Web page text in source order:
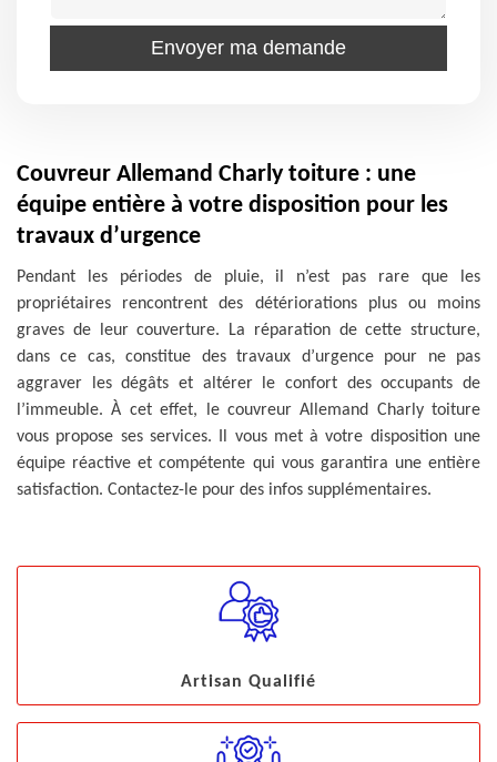
Couvreur Allemand Charly toiture : une
équipe entière à votre disposition pour les
travaux d’urgence
Pendant les périodes de pluie, il n’est pas rare que les
propriétaires rencontrent des détériorations plus ou moins
graves de leur couverture. La réparation de cette structure,
dans ce cas, constitue des travaux d’urgence pour ne pas
aggraver les dégâts et altérer le confort des occupants de
l’immeuble. À cet effet, le couvreur Allemand Charly toiture
vous propose ses services. Il vous met à votre disposition une
équipe réactive et compétente qui vous garantira une entière
satisfaction. Contactez-le pour des infos supplémentaires.
Artisan Qualifié